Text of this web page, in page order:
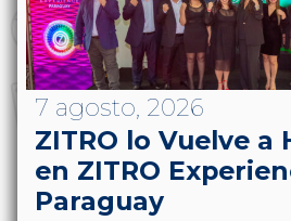
7 agosto, 2026
ZITRO lo Vuelve a
en ZITRO
Paraguay